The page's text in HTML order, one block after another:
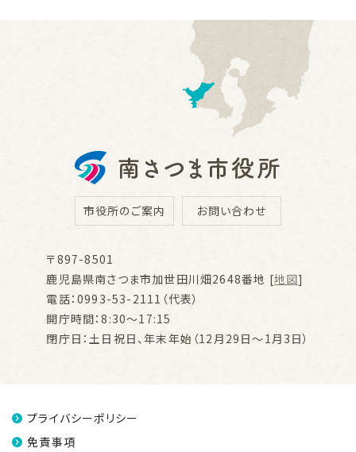
市役所のご案内 お問い合わせ
〒897-8501
鹿児島県南さつま市加世田川畑2648番地 [地図]
電話：0993-53-2111（代表）
開庁時間：8:30～17:15
閉庁日：土日祝日、年末年始（12月29日～1月3日）
プライバシーポリシー
免責事項